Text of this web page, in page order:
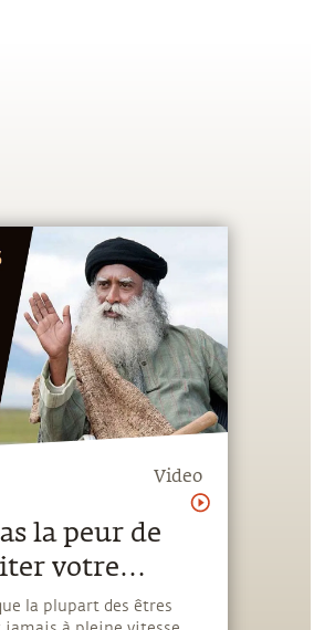
Video
la peur de
votre
la plupart des êtres